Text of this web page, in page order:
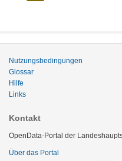
Nutzungsbedingungen
Glossar
Hilfe
Links
Kontakt
OpenData-Portal der
Über das Portal